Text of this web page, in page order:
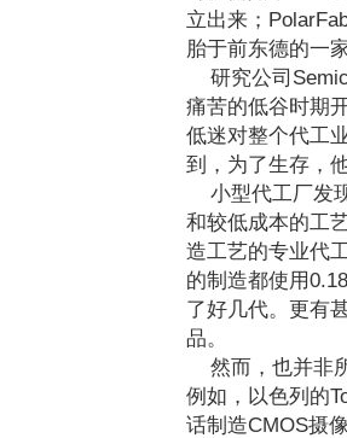
立出来；
胎于前东德的一
研究公司
痛苦的低谷时期
低迷对整个代工
到，为了生存，
小型代工厂发
和较低成本的工
造工艺的专业代
的制造都使用
了好几代。更有
品。
然而，也并非
例如，以色列的
话制造CMOS摄